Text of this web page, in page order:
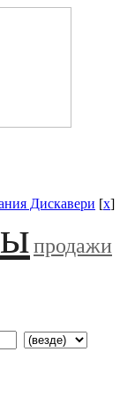
Дискавери [x]
продажи